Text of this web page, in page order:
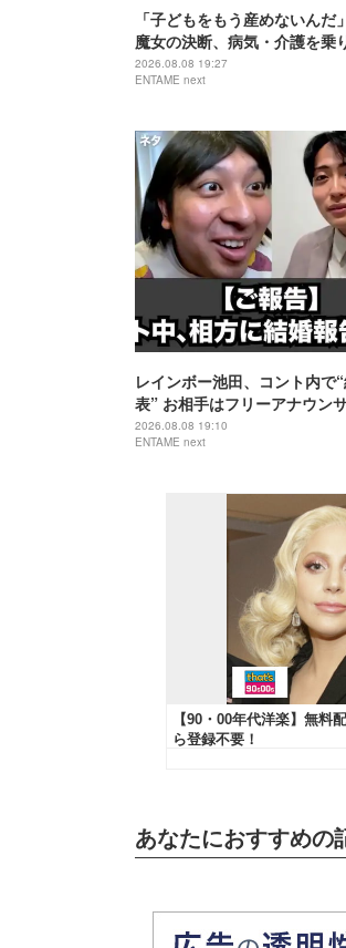
「子どもをもう産めないんだ
魔女の決断、病気・介護を乗
歳で“おばあちゃん”に
2026.08.08 19:27
ENTAME next
レインボー池田、コント内で
表” お相手はフリーアナウン
藤佳奈
2026.08.08 19:10
ENTAME next
あなたにおすすめの